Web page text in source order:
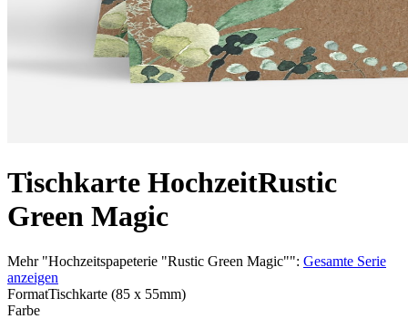
Tischkarte HochzeitRustic
Green Magic
Mehr"Hochzeitspapeterie "Rustic Green Magic"": Gesamte Serie
anzeigen
FormatTischkarte (85 x 55mm)
Farbe